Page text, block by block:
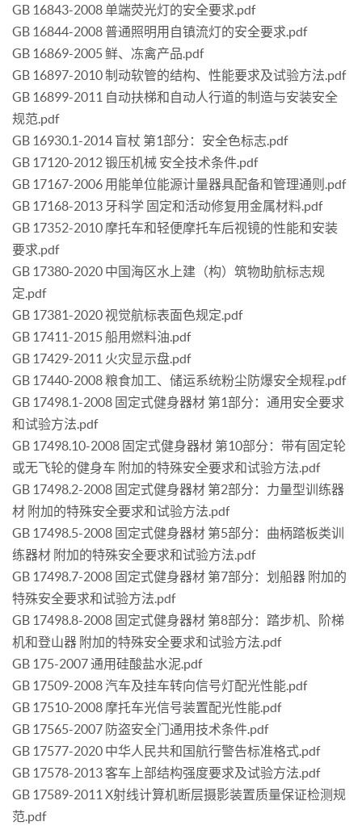
GB 16843-2008 单端荧光灯的安全要求.pdf
GB 16844-2008 普通照明用自镇流灯的安全要求.pdf
GB 16869-2005 鲜、冻禽产品.pdf
GB 16897-2010 制动软管的结构、性能要求及试验方法.pdf
GB 16899-2011 自动扶梯和自动人行道的制造与安装安全
规范.pdf
GB 16930.1-2014 盲杖 第1部分：安全色标志.pdf
GB 17120-2012 锻压机械 安全技术条件.pdf
GB 17167-2006 用能单位能源计量器具配备和管理通则.pdf
GB 17168-2013 牙科学 固定和活动修复用金属材料.pdf
GB 17352-2010 摩托车和轻便摩托车后视镜的性能和安装
要求.pdf
GB 17380-2020 中国海区水上建（构）筑物助航标志规
定.pdf
GB 17381-2020 视觉航标表面色规定.pdf
GB 17411-2015 船用燃料油.pdf
GB 17429-2011 火灾显示盘.pdf
GB 17440-2008 粮食加工、储运系统粉尘防爆安全规程.pdf
GB 17498.1-2008 固定式健身器材 第1部分：通用安全要求
和试验方法.pdf
GB 17498.10-2008 固定式健身器材 第10部分：带有固定轮
或无飞轮的健身车 附加的特殊安全要求和试验方法.pdf
GB 17498.2-2008 固定式健身器材 第2部分：力量型训练器
材 附加的特殊安全要求和试验方法.pdf
GB 17498.5-2008 固定式健身器材 第5部分：曲柄踏板类训
练器材 附加的特殊安全要求和试验方法.pdf
GB 17498.7-2008 固定式健身器材 第7部分：划船器 附加的
特殊安全要求和试验方法.pdf
GB 17498.8-2008 固定式健身器材 第8部分：踏步机、阶梯
机和登山器 附加的特殊安全要求和试验方法.pdf
GB 175-2007 通用硅酸盐水泥.pdf
GB 17509-2008 汽车及挂车转向信号灯配光性能.pdf
GB 17510-2008 摩托车光信号装置配光性能.pdf
GB 17565-2007 防盗安全门通用技术条件.pdf
GB 17577-2020 中华人民共和国航行警告标准格式.pdf
GB 17578-2013 客车上部结构强度要求及试验方法.pdf
GB 17589-2011 X射线计算机断层摄影装置质量保证检测规
范.pdf